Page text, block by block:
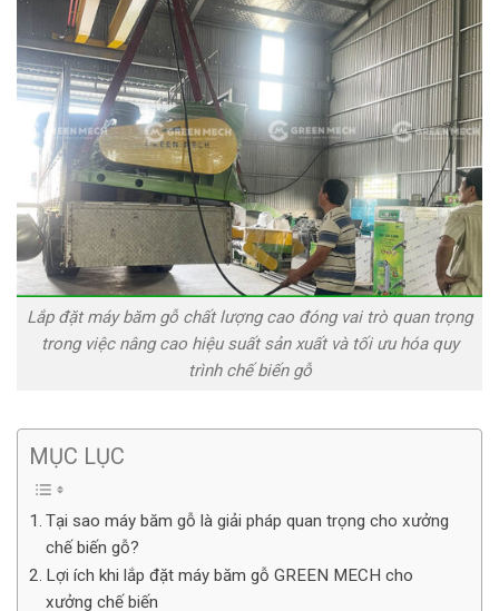
Lắp đặt máy băm gỗ chất lượng cao đóng vai trò quan trọng
trong việc nâng cao hiệu suất sản xuất và tối ưu hóa quy
trình chế biến gỗ
MỤC LỤC
Tại sao máy băm gỗ là giải pháp quan trọng cho xưởng
chế biến gỗ?
Lợi ích khi lắp đặt máy băm gỗ GREEN MECH cho
xưởng chế biến